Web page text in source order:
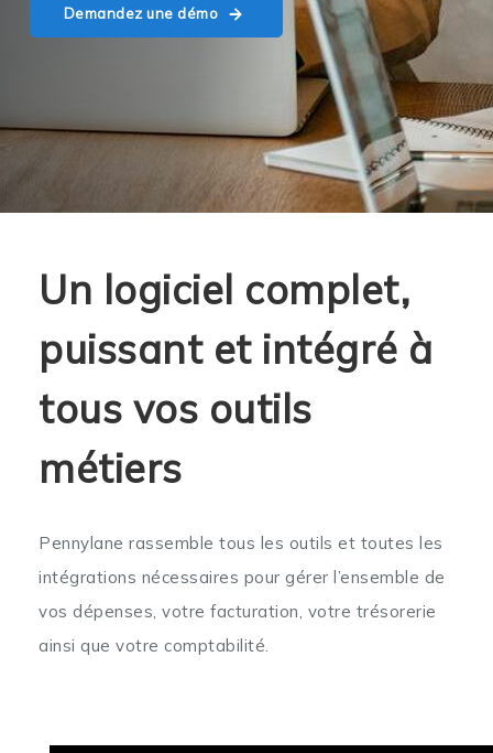
Demandez une démo
Un logiciel complet,
puissant et intégré à
tous vos outils
métiers
Pennylane rassemble tous les outils et toutes les
intégrations nécessaires pour gérer l’ensemble de
vos dépenses, votre facturation, votre trésorerie
ainsi que votre comptabilité.